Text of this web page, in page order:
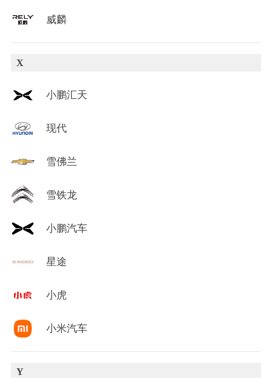
威麟
X
小鹏汇天
现代
雪佛兰
雪铁龙
小鹏汽车
星途
小虎
小米汽车
Y